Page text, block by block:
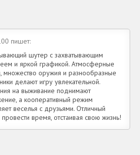
пишет:
шутер с захватывающим
и яркой графикой. Атмосферные
множество оружия и разнообразные
делают игру увлекательной.
на выживание поднимают
а кооперативный режим
веселья с друзьями. Отличный
время, отстаивая свою жизнь!